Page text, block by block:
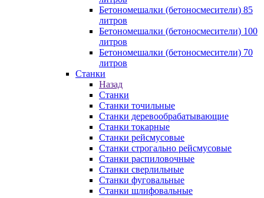
Бетономешалки (бетоносмесители) 85
литров
Бетономешалки (бетоносмесители) 100
литров
Бетономешалки (бетоносмесители) 70
литров
Станки
Назад
Станки
Станки точильные
Станки деревообрабатывающие
Станки токарные
Станки рейсмусовые
Станки строгально рейсмусовые
Станки распиловочные
Станки сверлильные
Станки фуговальные
Станки шлифовальные